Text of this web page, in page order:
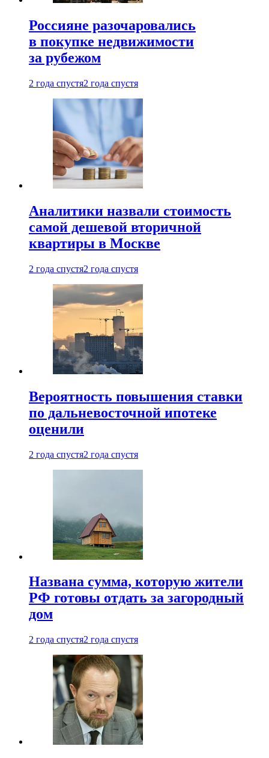
Россияне разочаровались
в покупке недвижимости
за рубежом
2 года спустя2 года спустя
Аналитики назвали стоимость
самой дешевой вторичной
квартиры в Москве
2 года спустя2 года спустя
Вероятность повышения ставки
по дальневосточной ипотеке
оценили
2 года спустя2 года спустя
Названа сумма, которую жители
РФ готовы отдать за загородный
дом
2 года спустя2 года спустя